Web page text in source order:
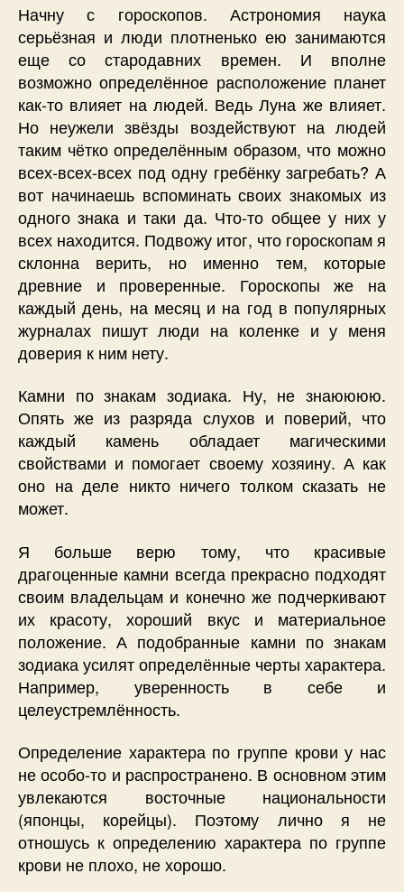
Начну с гороскопов. Астрономия наука
серьёзная и люди плотненько ею занимаются
еще со стародавних времен. И вполне
возможно определённое расположение планет
как-то влияет на людей. Ведь Луна же влияет.
Но неужели звёзды воздействуют на людей
таким чётко определённым образом, что можно
всех-всех-всех под одну гребёнку загребать? А
вот начинаешь вспоминать своих знакомых из
одного знака и таки да. Что-то общее у них у
всех находится. Подвожу итог, что гороскопам я
склонна верить, но именно тем, которые
древние и проверенные. Гороскопы же на
каждый день, на месяц и на год в популярных
журналах пишут люди на коленке и у меня
доверия к ним нету.
Камни по знакам зодиака. Ну, не знаюююю.
Опять же из разряда слухов и поверий, что
каждый камень обладает магическими
свойствами и помогает своему хозяину. А как
оно на деле никто ничего толком сказать не
может.
Я больше верю тому, что красивые
драгоценные камни всегда прекрасно подходят
своим владельцам и конечно же подчеркивают
их красоту, хороший вкус и материальное
положение. А подобранные камни по знакам
зодиака усилят определённые черты характера.
Например, уверенность в себе и
целеустремлённость.
Определение характера по группе крови у нас
не особо-то и распространено. В основном этим
увлекаются восточные национальности
(японцы, корейцы). Поэтому лично я не
отношусь к определению характера по группе
крови не плохо, не хорошо.